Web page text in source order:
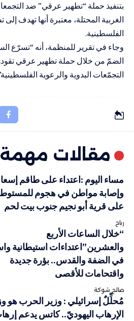
بتنفيذ حملة “تطهير عرقي” ضد
الغربية المحتلة، معتبرة أنها تهدف
الفلسطينية.
وجاء في تقرير للمنظمة، أنه “تسرّع
الضمّ من خلال حملة تطهير عرقي
التجمّعات البدوية والرعوية
مقالات
مساء اليوم :اعتداء على طاقم
وإصابة مواطن في هجوم
على قرية أبو نجيم جنوب بيت لحم
رباح
“خلال الساعات الأربع
والعشرين”اعتداءات استيطانية
في الضفة والقدس.. بؤرة جديدة
واقتحامات للأقصى
صالح شوكة
مُحلِّلٌ إسرائيلي : وزير الحرب هو
الإرهاب اليهوديّ.. كاتس يدعم